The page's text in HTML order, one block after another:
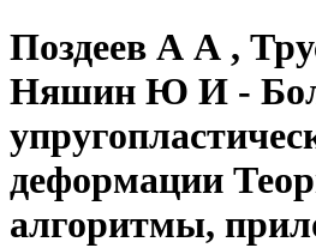
Поздеев А А ,
Няшин Ю И -
деформации
алгоритмы,